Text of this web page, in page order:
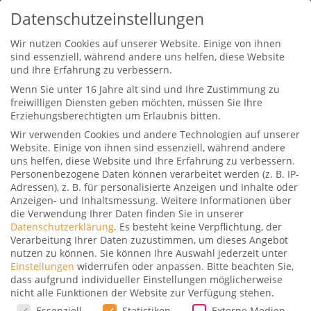
Kenya Airways‘ Asante Rewards:
Statusmatch erfolgreich!
Gepostet vonDominik|11. September 2023| 0
|
Stefan hat den Statusmatch vonLufthansa
HON Circlefür uns beide zum höchsten
Datenschutzeinstellungen
Wir nutzen Cookies auf unserer Website. Einige von ihnen
sind essenziell, während andere uns helfen, diese Website
und Ihre Erfahrung zu verbessern.
Wenn Sie unter 16 Jahre alt sind und Ihre Zustimmung zu
freiwilligen Diensten geben möchten, müssen Sie Ihre
Erziehungsberechtigten um Erlaubnis bitten.
Wir verwenden Cookies und andere Technologien auf unserer
Website. Einige von ihnen sind essenziell, während andere
uns helfen, diese Website und Ihre Erfahrung zu verbessern.
Personenbezogene Daten können verarbeitet werden (z. B. IP-
Adressen), z. B. für personalisierte Anzeigen und Inhalte oder
Anzeigen- und Inhaltsmessung. Weitere Informationen über
die Verwendung Ihrer Daten finden Sie in unserer
Datenschutzerklärung. Es besteht keine Verpflichtung, der
Verarbeitung Ihrer Daten zuzustimmen, um dieses Angebot
nutzen zu können. Sie können Ihre Auswahl jederzeit unter
Einstellungen widerrufen oder anpassen. Bitte beachten Sie,
dass aufgrund individueller Einstellungen möglicherweise
nicht alle Funktionen der Website zur Verfügung stehen.
Datenschutzeinstellungen